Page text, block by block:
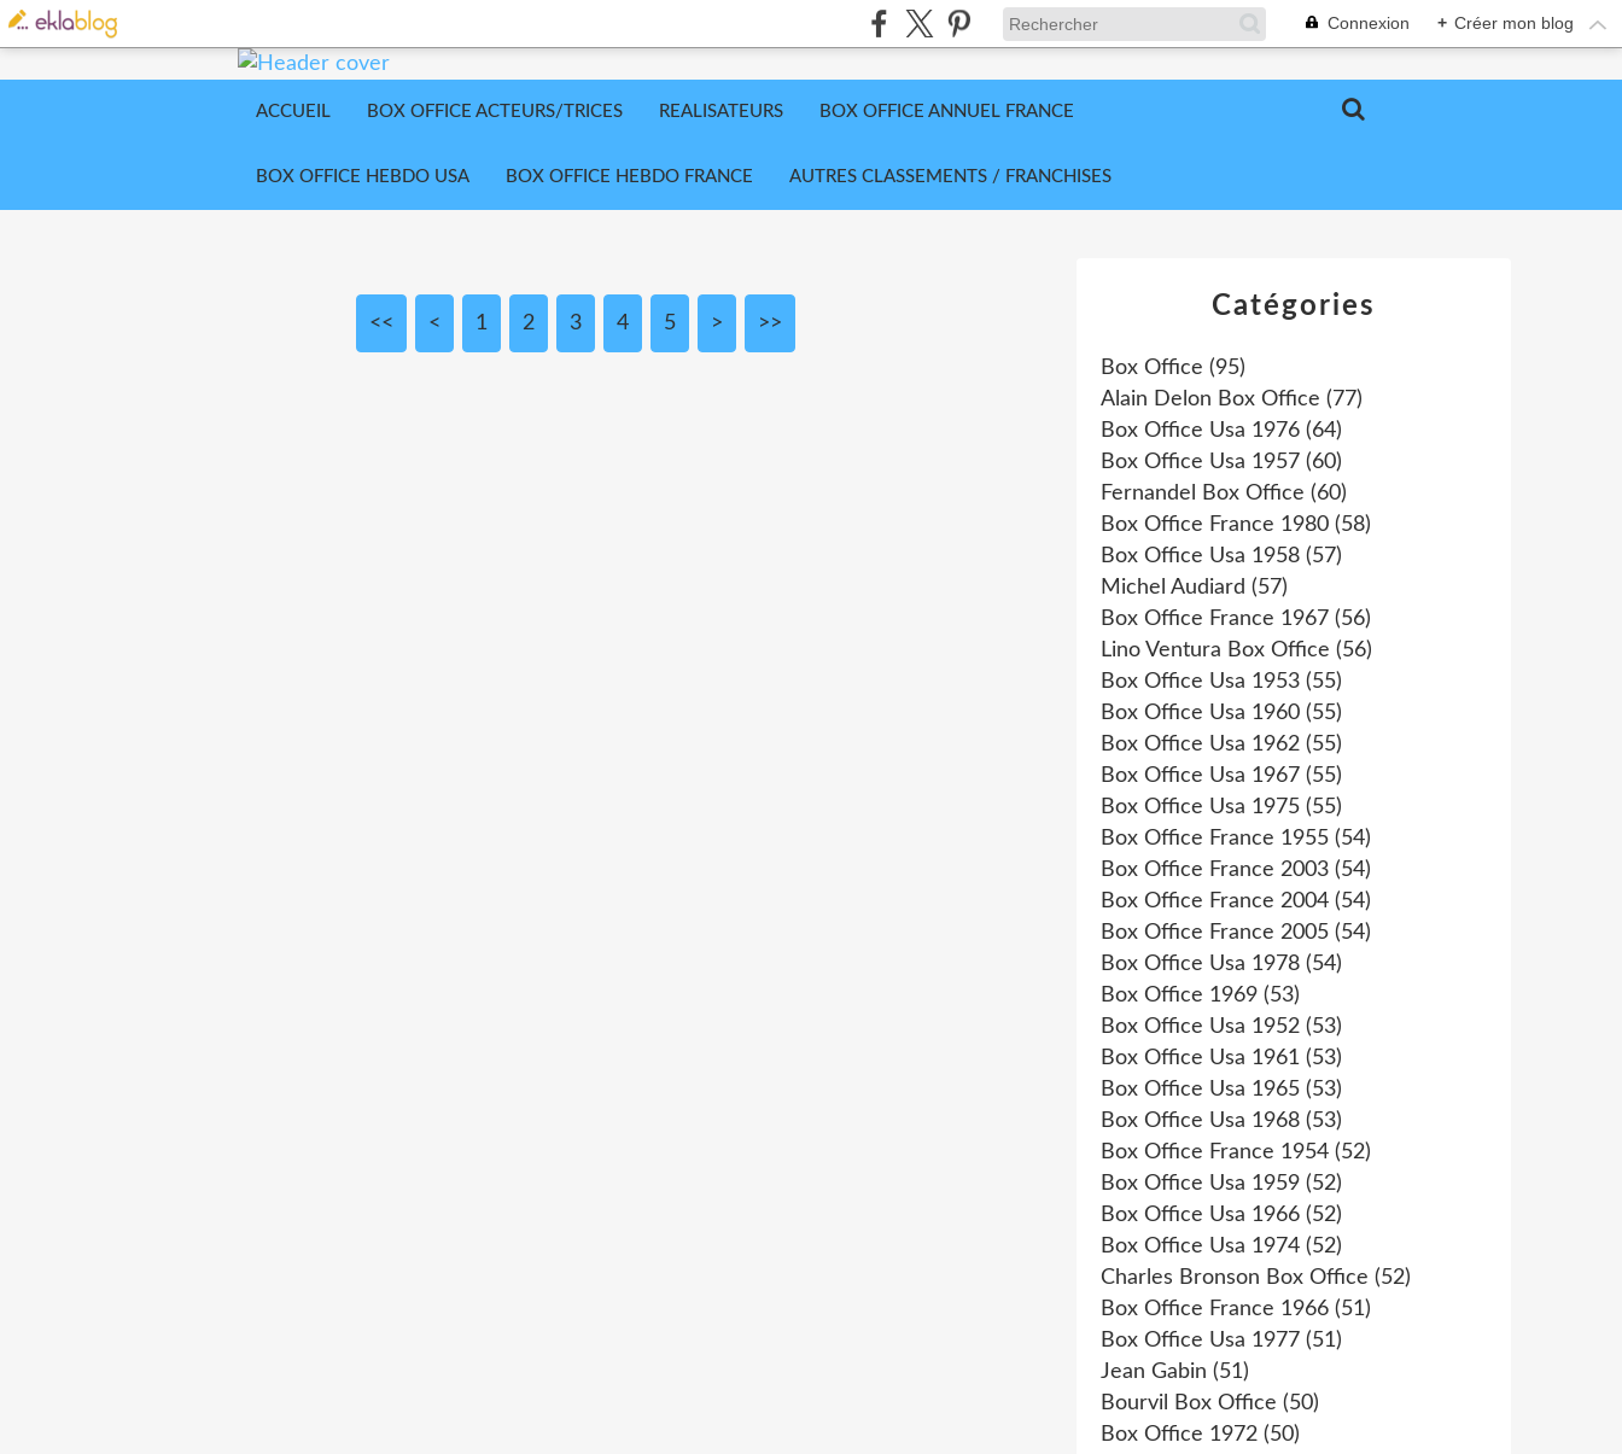
Connexion + Créer mon blog
ACCUEIL BOX OFFICE ACTEURS/TRICES REALISATEURS BOX OFFICE ANNUEL FRANCE
BOX OFFICE HEBDO USA BOX OFFICE HEBDO FRANCE AUTRES CLASSEMENTS / FRANCHISES
<< < 1 2 3 4 5 > >>
Catégories
Box Office (95)
Alain Delon Box Office (77)
Box Office Usa 1976 (64)
Box Office Usa 1957 (60)
Fernandel Box Office (60)
Box Office France 1980 (58)
Box Office Usa 1958 (57)
Michel Audiard (57)
Box Office France 1967 (56)
Lino Ventura Box Office (56)
Box Office Usa 1953 (55)
Box Office Usa 1960 (55)
Box Office Usa 1962 (55)
Box Office Usa 1967 (55)
Box Office Usa 1975 (55)
Box Office France 1955 (54)
Box Office France 2003 (54)
Box Office France 2004 (54)
Box Office France 2005 (54)
Box Office Usa 1978 (54)
Box Office 1969 (53)
Box Office Usa 1952 (53)
Box Office Usa 1961 (53)
Box Office Usa 1965 (53)
Box Office Usa 1968 (53)
Box Office France 1954 (52)
Box Office Usa 1959 (52)
Box Office Usa 1966 (52)
Box Office Usa 1974 (52)
Charles Bronson Box Office (52)
Box Office France 1966 (51)
Box Office Usa 1977 (51)
Jean Gabin (51)
Bourvil Box Office (50)
Box Office 1972 (50)